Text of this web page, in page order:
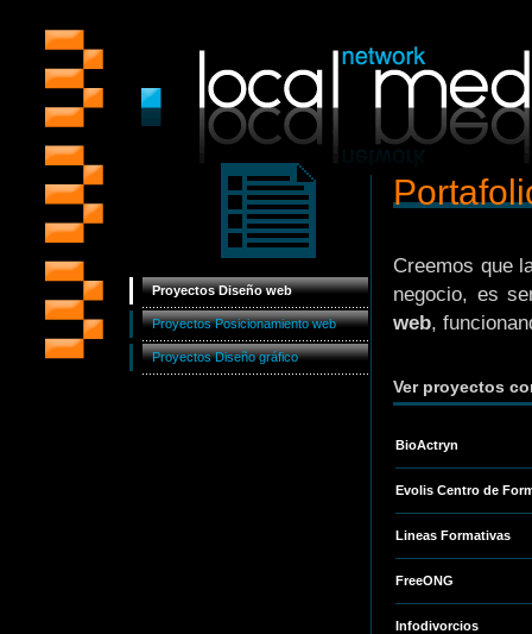
Proyectos Diseño web
Proyectos Posicionamiento web
Proyectos Diseño gráfico
Creemos que
negocio, es
web,
Ver proyectos
BioActryn
Evolis Centro de
Lineas Formativas
FreeONG
Infodivorcios